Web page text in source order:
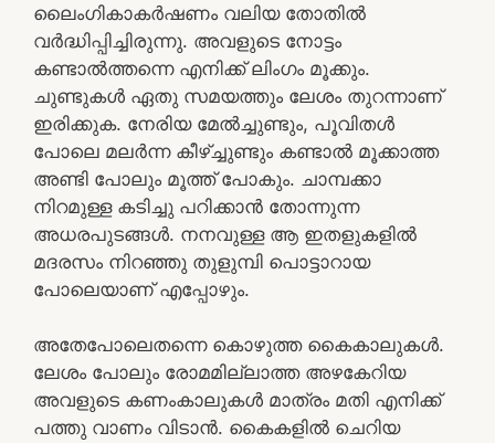
ലൈംഗികാകര്‍ഷണം വലിയ തോതില്‍
വര്‍ദ്ധിപ്പിച്ചിരുന്നു. അവളുടെ നോട്ടം
കണ്ടാല്‍ത്തന്നെ എനിക്ക് ലിംഗം മൂക്കും.
ചുണ്ടുകള്‍ ഏതു സമയത്തും ലേശം തുറന്നാണ്
ഇരിക്കുക. നേരിയ മേല്‍ച്ചുണ്ടും, പൂവിതള്‍
പോലെ മലര്‍ന്ന കീഴ്ച്ചുണ്ടും കണ്ടാല്‍ മൂക്കാത്ത
അണ്ടി പോലും മൂത്ത് പോകും. ചാമ്പക്കാ
നിറമുള്ള കടിച്ചു പറിക്കാന്‍ തോന്നുന്ന
അധരപുടങ്ങള്‍. നനവുള്ള ആ ഇതളുകളില്‍
മദരസം നിറഞ്ഞു തുളുമ്പി പൊട്ടാറായ
പോലെയാണ് എപ്പോഴും.
അതേപോലെതന്നെ കൊഴുത്ത കൈകാലുകള്‍.
ലേശം പോലും രോമമില്ലാത്ത അഴകേറിയ
അവളുടെ കണംകാലുകള്‍ മാത്രം മതി എനിക്ക്
പത്തു വാണം വിടാന്‍. കൈകളില്‍ ചെറിയ